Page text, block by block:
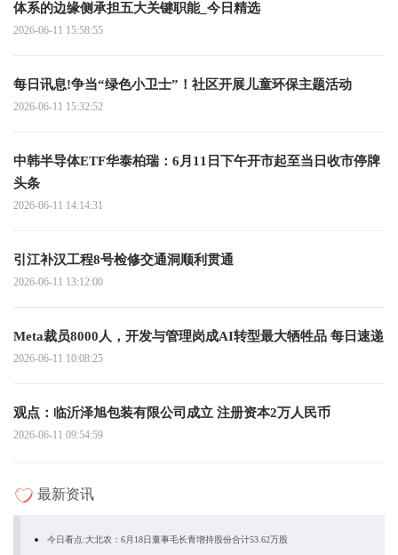
体系的边缘侧承担五大关键职能_今日精选
2026-06-11 15:58:55
每日讯息!争当“绿色小卫士”！社区开展儿童环保主题活动
2026-06-11 15:32:52
中韩半导体ETF华泰柏瑞：6月11日下午开市起至当日收市停牌
头条
2026-06-11 14:14:31
引江补汉工程8号检修交通洞顺利贯通
2026-06-11 13:12:00
Meta裁员8000人，开发与管理岗成AI转型最大牺牲品 每日速递
2026-06-11 10:08:25
观点：临沂泽旭包装有限公司成立 注册资本2万人民币
2026-06-11 09:54:59
最新资讯
今日看点:大北农：6月18日董事毛长青增持股份合计53.62万股